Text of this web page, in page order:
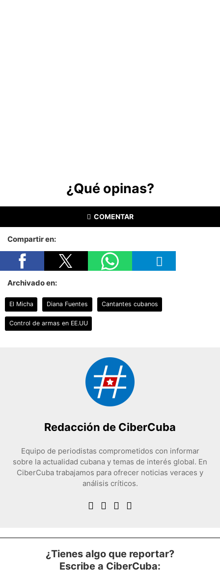
¿Qué opinas?
COMENTAR
Compartir en:
Archivado en:
El Micha Diana Fuentes Cantantes cubanos
Control de armas en EE.UU
Redacción de CiberCuba
Equipo de periodistas comprometidos con informar
sobre la actualidad cubana y temas de interés global. En
CiberCuba trabajamos para ofrecer noticias veraces y
análisis críticos.
¿Tienes algo que reportar?
Escribe a CiberCuba: